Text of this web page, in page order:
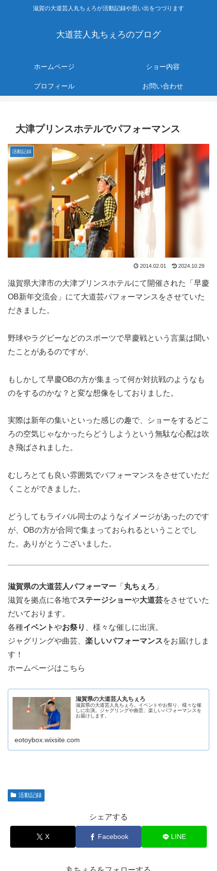
滋賀の大道芸人丸ちぇろが活動記録や思い出をつづります
大道芸人丸ちぇろのブログ
ホームページ ショー内容
プロフィール お問い合わせ
大津プリンスホテルでパフォーマンス
活動記録
2014.02.01 2024.10.29
滋賀県大津市の大津プリンスホテルにて開催された「早慶
OB新年交流会」にて大道芸パフォーマンスをさせていた
だきました。
野球やラグビーなどのスポーツで早慶戦という言葉は聞い
たことがあるのですが、
もしかして早慶OBの方が集まって何か対抗戦のようなも
のをするのかな？と変な想像をしておりました。
実際は新年の集いといった感じの趣で、ショーをするどこ
ろの空気じゃなかったらどうしようという無駄な心配は吹
き飛ばされました。
むしろとても良い雰囲気でパフォーマンスをさせていただ
くことができました。
どうしてもライバル同士のようなイメージがあったのです
が、OBの方が合同で集まっておられるということでし
た。ありがとうございました。
滋賀県の大道芸人パフォーマー 「 丸ちぇろ 」
滋賀を拠点に各地でステージショーや大道芸をさせていた
だいております。
各種イベントやお祭り
、様々な催しに出演。
ジャグリングや曲芸、 楽しいパフォーマンスをお届けしま
す！
ホームページはこちら
滋賀県の大道芸人丸ちぇろ
滋賀県の大道芸人丸ちぇろ。イベントやお祭り、様々な催
しに出演。ジャグリングや曲芸、楽しいパフォーマンスを
お届けします。
eotoybox.wixsite.com
活動記録
シェアする
X Facebook LINE